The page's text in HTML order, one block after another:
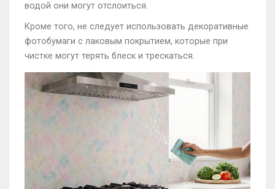
водой они могут отслоиться.
Кроме того, не следует использовать декоративные
фотобумаги с лаковым покрытием, которые при
чистке могут терять блеск и трескаться.